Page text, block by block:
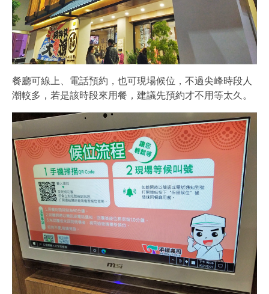
餐廳可線上、電話預約，也可現場候位，不過尖峰時段人
潮較多，若是該時段來用餐，建議先預約才不用等太久。